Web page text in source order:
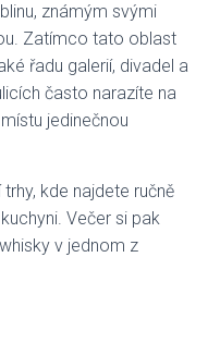
známým svými
Zatímco tato oblast
řadu galerií, divadel a
často narazíte na
jedinečnou
kde najdete ručně
Večer si pak
v jednom z